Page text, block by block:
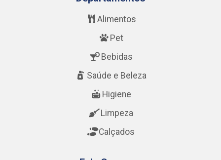
Alimentos
Pet
Bebidas
Saúde e Beleza
Higiene
Limpeza
Calçados